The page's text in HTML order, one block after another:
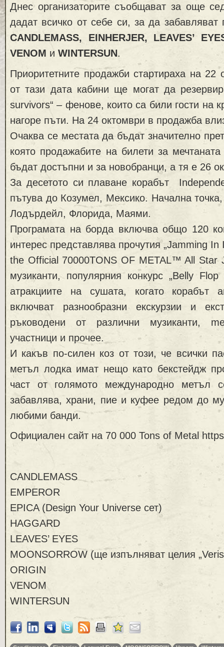
Днес организаторите съобщават за още
дадат всичко от себе си, за да забавляват
CANDLEMASS, EINHERJER, LEAVES’
VENOM и WINTERSUN.
Приоритетните продажби стартираха на 22
от тази дата кабини ще могат да
survivors“ – фенове, които са били гости на
нагоре пъти. На 24 октомври в продажба
Очаква се местата да бъдат значително
която продажабите на билети за
бъдат достъпни и за новобранци, а тя е 26
За десетото си плаване корабът
пътува до Козумел, Мексико. Начална
Лодърдейл, Флорида, Маями.
Програмата на борда включва общо 120
интерес представлява прочутия „Jamming
the Official 70000TONS OF METAL™ All Star
музиканти, популярния конкурс „Belly
атракциите на сушата, когато корабът
включват разнообразни екскурзии и
ръководени от различни музиканти,
участници и прочее.
И какъв по-силен коз от този, че всички
метъл лодка имат нещо като бекстейдж
част от голямото международно метъл
забавлява, храни, пие и куфее редом до
любими банди.
Официален сайт на 70 000 Tons of Metal
CANDLEMASS
EMPEROR
EPICA (Design Your Universe сет)
HAGGARD
LEAVES’ EYES
MOONSORROW (ще изпълняват целия
ORIGIN
VENOM
WINTERSUN